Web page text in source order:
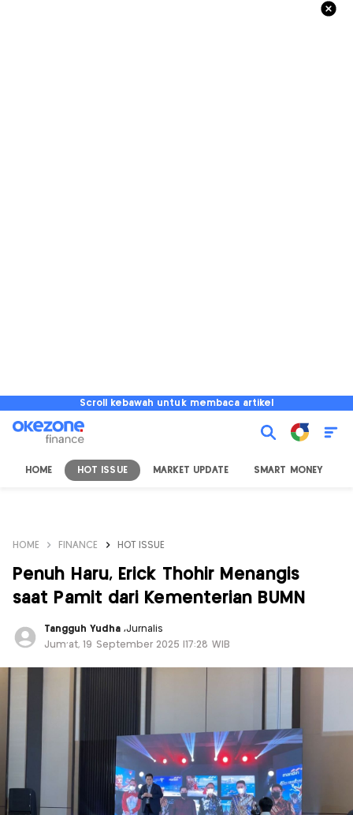
Scroll kebawah untuk membaca artikel
HOME HOT ISSUE MARKET UPDATE SMART MONEY
HOME FINANCE HOT ISSUE
Penuh Haru, Erick Thohir Menangis
saat Pamit dari Kementerian BUMN
Tangguh Yudha ,Jurnalis
Jum'at, 19 September 2025 |17:28 WIB